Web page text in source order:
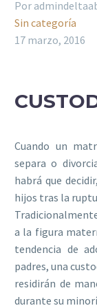
Por
Sin categoría
17 marzo, 2016
Cuando un
separa o
habrá que
hijos tras la
a la figura
tendencia de
padres, una
residirán de
durante su